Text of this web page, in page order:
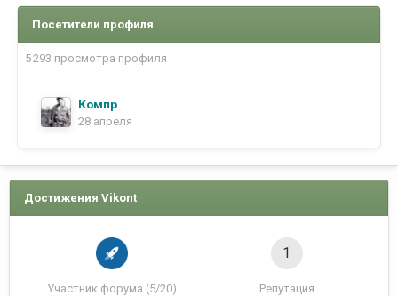
Посетители профиля
5 293 просмотра профиля
Компр
28 апреля
Достижения Vikont
Участник форума (5/20)
1
Репутация